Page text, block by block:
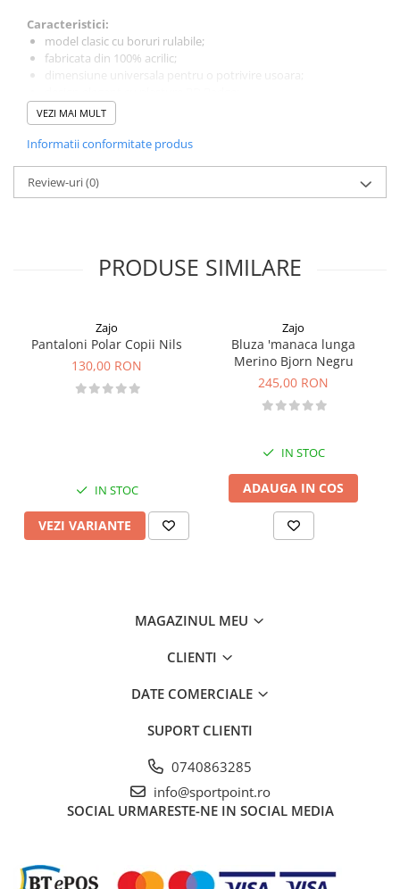
Caracteristici:
model clasic cu boruri rulabile;
fabricata din 100% acrilic;
dimensiune universala pentru o potrivire usoara;
ideala pentru lunile de iarna.
VEZI MAI MULT
Informatii conformitate produs
Review-uri(0)
PRODUSE SIMILARE
Zajo
Pantaloni Polar Copii Nils
130,00 RON
IN STOC
VEZI VARIANTE
Zajo
Bluza 'manaca lunga
Merino Bjorn Negru
245,00 RON
IN STOC
ADAUGA IN COS
MAGAZINUL MEU
CLIENTI
DATE COMERCIALE
SUPORT CLIENTI
0740863285
info@sportpoint.ro
SOCIAL URMARESTE-NE IN SOCIAL MEDIA